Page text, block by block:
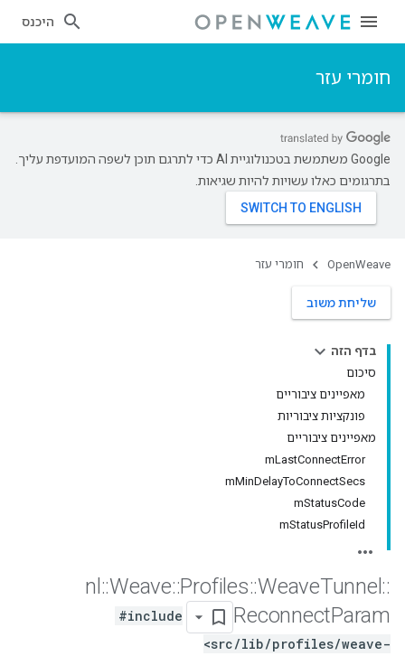
היכנס
חומרי עזר
‫Google משתמשת בטכנולוגיית AI כדי לתרגם תוכן לשפה המועדפת עליך.
בתרגומים כאלו עשויות להיות שגיאות.
OpenWeave חומרי עזר
שליחת משוב
בדף הזה
סיכום
מאפיינים ציבוריים
פונקציות ציבוריות
מאפיינים ציבוריים
mLastConnectError
mMinDelayToConnectSecs
mStatusCode
mStatusProfileId
nl ::Weave::Profiles::WeaveTunnel ::
ReconnectParam
#include
<src/lib/profiles/weave-